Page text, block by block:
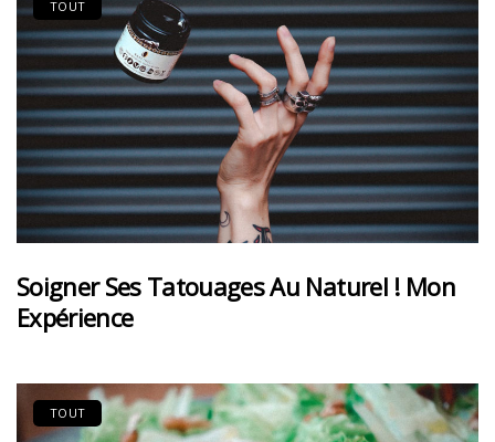
TOUT
Soigner Ses Tatouages Au Naturel ! Mon
Expérience
TOUT